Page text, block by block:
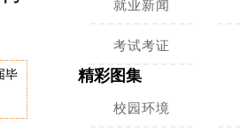
毕
就业新闻
考试考证
精彩图集
校园环境